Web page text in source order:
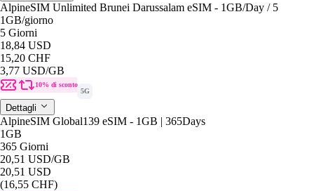
AlpineSIM Unlimited Brunei Darussalam eSIM - 1GB/Day / 5
1GB/giorno
5 Giorni
18,84 USD
15,20 CHF
3,77 USD/GB
10% di sconto
5G
Dettagli
AlpineSIM Global139 eSIM - 1GB | 365Days
1GB
365 Giorni
20,51 USD/GB
20,51 USD
(16,55 CHF)